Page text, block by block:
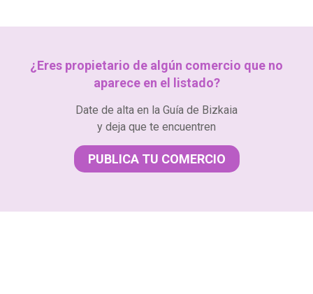
¿Eres propietario de algún comercio que no
aparece en el listado?
Date de alta en la Guía de Bizkaia
y deja que te encuentren
PUBLICA TU COMERCIO